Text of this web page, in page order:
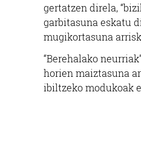
gertatzen direla,
garbitasuna eskatu
mugikortasuna
“Berehalako
horien maiztasuna
ibiltzeko modukoak